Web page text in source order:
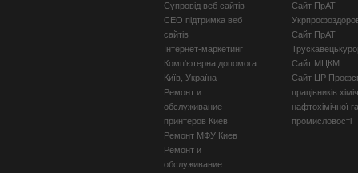
Супровід веб сайтів
СЕО підтримка веб
сайтів
Інтернет-маркетинг
Комп'ютерна допомога
Київ, Україна
Ремонт и
обслуживание
принтеров Киев
Ремонт МФУ Киев
Ремонт и
обслуживание
Сайт ПрАТ
Сайт ПрАТ
Сайт МЦКМ
Сайт ЦР
працівників
нафтохімічної
промисловості